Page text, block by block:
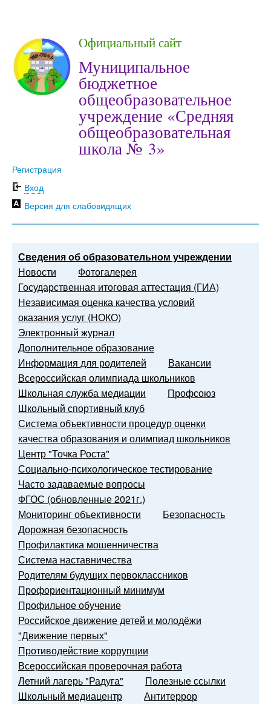
Официальный сайт
Муниципальное
бюджетное
общеобразовательное
учреждение «Средняя
общеобразовательная
школа № 3»
Регистрация
Вход
Версия для слабовидящих
Сведения об образовательном учреждении
Новости
Фотогалерея
Государственная итоговая аттестация (ГИА)
Независимая оценка качества условий
оказания услуг (НОКО)
Электронный журнал
Дополнительное образование
Информация для родителей
Вакансии
Всероссийская олимпиада школьников
Школьная служба медиации
Профсоюз
Школьный спортивный клуб
Система объективности процедур оценки
качества образования и олимпиад школьников
Центр "Точка Роста"
Социально-психологическое тестирование
Часто задаваемые вопросы
ФГОС (обновленные 2021г.)
Мониторинг объективности
Безопасность
Дорожная безопасность
Профилактика мошенничества
Система наставничества
Родителям будущих первоклассников
Профориентационный минимум
Профильное обучение
Российское движение детей и молодёжи
"Движение первых"
Противодействие коррупции
Всероссийская проверочная работа
Летний лагерь "Радуга"
Полезные ссылки
Школьный медиацентр
Антитеррор